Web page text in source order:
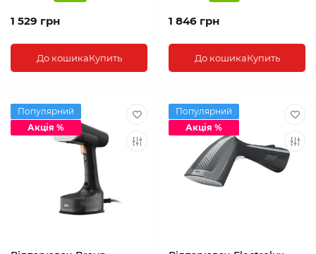
1 529 грн
До кошикаКупить
1 846 грн
До кошикаКупить
Популярний
Акція %
Популярний
Акція %